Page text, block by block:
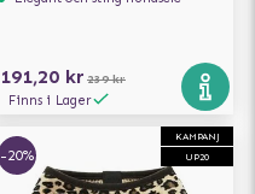
191,20 kr 239 kr
Finns i Lager
KAMPANJ
UP20
-20%